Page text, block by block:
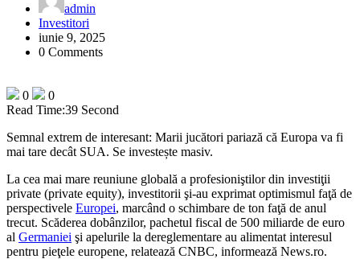
admin
Investitori
iunie 9, 2025
0 Comments
0
0
Read Time:39 Second
Semnal extrem de interesant: Marii jucători pariază că Europa va fi
mai tare decât SUA. Se investește masiv.
La cea mai mare reuniune globală a profesioniştilor din investiţii
private (private equity), investitorii şi-au exprimat optimismul faţă de
perspectivele Europei, marcând o schimbare de ton faţă de anul
trecut. Scăderea dobânzilor, pachetul fiscal de 500 miliarde de euro
al Germaniei şi apelurile la dereglementare au alimentat interesul
pentru pieţele europene, relatează CNBC, informează News.ro.